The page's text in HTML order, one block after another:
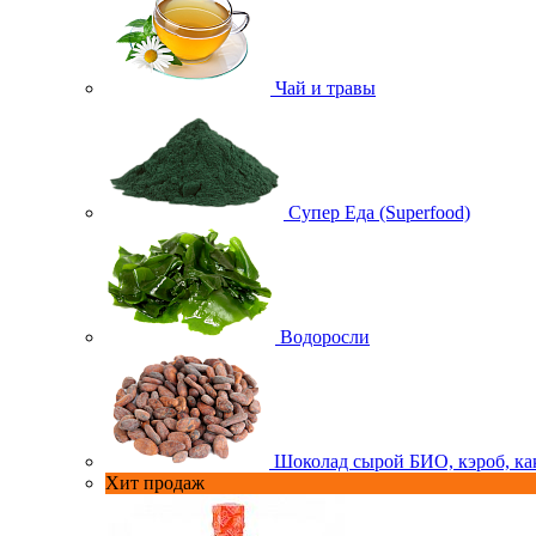
Чай и травы
Супер Еда (Superfood)
Водоросли
Шоколад сырой БИО, кэроб,
Хит продаж